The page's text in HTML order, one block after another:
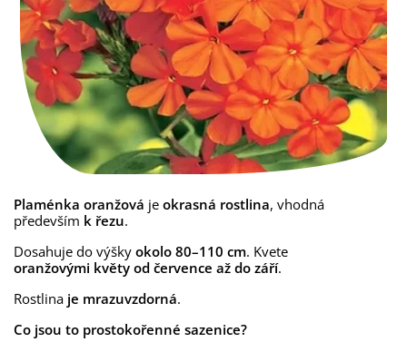
Plaménka oranžová je okrasná rostlina, vhodná
především k řezu.
Dosahuje do výšky okolo 80–110 cm. Kvete
oranžovými květy od července až do září.
Rostlina je mrazuvzdorná.
Co jsou to prostokořenné sazenice?